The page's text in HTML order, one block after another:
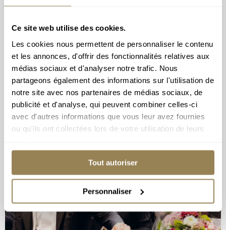
Ce site web utilise des cookies.
Les cookies nous permettent de personnaliser le contenu
et les annonces, d'offrir des fonctionnalités relatives aux
médias sociaux et d'analyser notre trafic. Nous
partageons également des informations sur l'utilisation de
notre site avec nos partenaires de médias sociaux, de
publicité et d'analyse, qui peuvent combiner celles-ci
avec d'autres informations que vous leur avez fournies
ou qu'ils ont collectées lors de votre utilisation de leurs
Tout autoriser
Personnaliser